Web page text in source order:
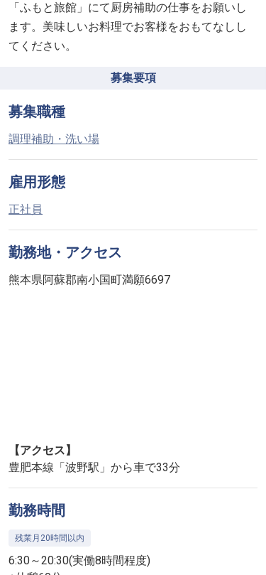
「ふもと旅館」にて厨房補助の仕事をお願いし
ます。美味しいお料理でお客様をおもてなしし
てください。
募集要項
募集職種
調理補助・洗い場
雇用形態
正社員
勤務地・アクセス
熊本県阿蘇郡南小国町満願6697
【アクセス】
豊肥本線「波野駅」から車で33分
勤務時間
残業月20時間以内
6:30～20:30(実働8時間程度)